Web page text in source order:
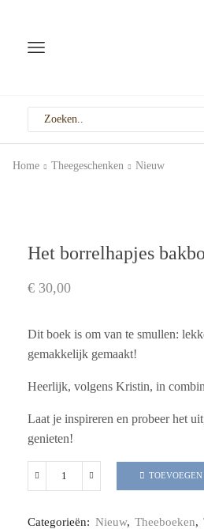
Home Theegeschenken Nieuw
Het borrelhapjes
€ 30,00
Dit boek is om van te smullen:
gemakkelijk gemaakt!
Heerlijk, volgens Kristin, in
Laat je inspireren en probeer het
genieten!
Categorieën: Nieuw, Theeboeken,